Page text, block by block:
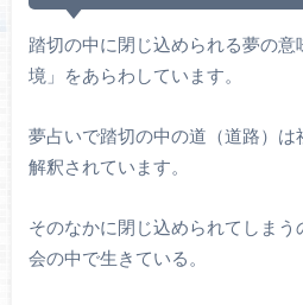
踏切の中に閉じ込められる夢の
境」をあらわしています。
夢占いで踏切の中の道（道路）は
解釈されています。
そのなかに閉じ込められてしま
会の中で生きている。